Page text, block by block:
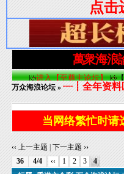
万众海浪论坛 »┈┋全年资
当网络繁忙时请
‹‹ 上一主题 |下一主题 ››
36
4/4 ‹‹ 1 2 3
4